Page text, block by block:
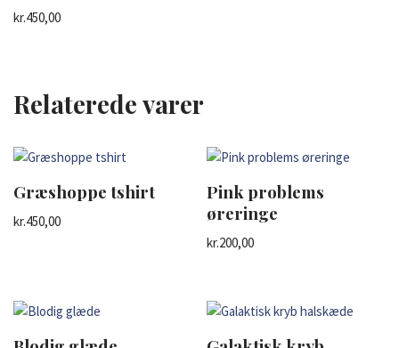
kr.450,00
Relaterede varer
Græshoppe tshirt
kr.450,00
Pink problems
øreringe
kr.200,00